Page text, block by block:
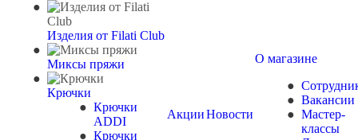
Изделия от Filati Club
Миксы пряжи
Крючки
Крючки
ADDI
Крючки
АкцииНовости
О магазине
Вакансии
Мастер-
классы